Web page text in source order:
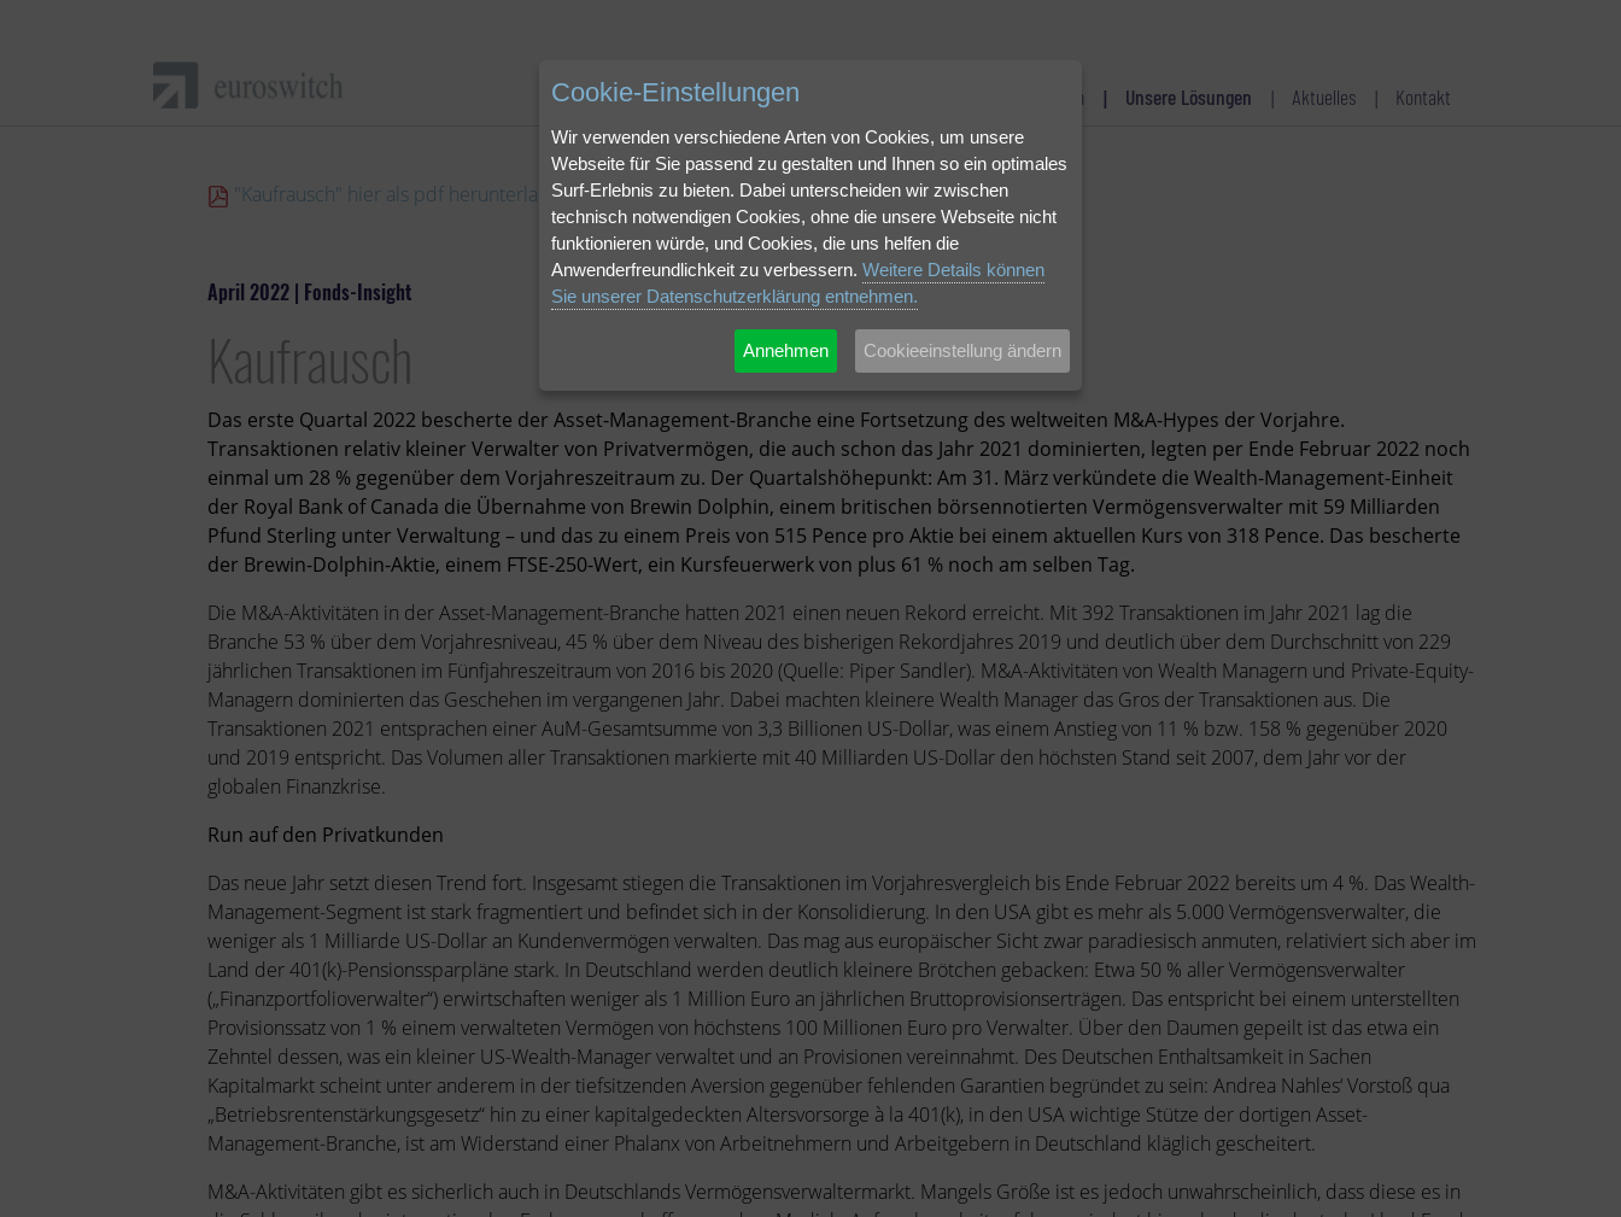
Unternehmen Unsere Lösungen Aktuelles Kontakt
"Kaufrausch" hier als pdf herunterladen.
April 2022 | Fonds-Insight
Kaufrausch
Das erste Quartal 2022 bescherte der Asset-Management-Branche eine Fortsetzung des weltweiten M&A-Hypes der Vorjahre.
Transaktionen relativ kleiner Verwalter von Privatvermögen, die auch schon das Jahr 2021 dominierten, legten per Ende Februar 2022 noch
einmal um 28 % gegenüber dem Vorjahreszeitraum zu. Der Quartalshöhepunkt: Am 31. März verkündete die Wealth-Management-Einheit
der Royal Bank of Canada die Übernahme von Brewin Dolphin, einem britischen börsennotierten Vermögensverwalter mit 59 Milliarden
Pfund Sterling unter Verwaltung – und das zu einem Preis von 515 Pence pro Aktie bei einem aktuellen Kurs von 318 Pence. Das bescherte
der Brewin-Dolphin-Aktie, einem FTSE-250-Wert, ein Kursfeuerwerk von plus 61 % noch am selben Tag.
Die M&A-Aktivitäten in der Asset-Management-Branche hatten 2021 einen neuen Rekord erreicht. Mit 392 Transaktionen im Jahr 2021 lag die
Branche 53 % über dem Vorjahresniveau, 45 % über dem Niveau des bisherigen Rekordjahres 2019 und deutlich über dem Durchschnitt von 229
jährlichen Transaktionen im Fünfjahreszeitraum von 2016 bis 2020 (Quelle: Piper Sandler). M&A-Aktivitäten von Wealth Managern und Private-Equity-
Managern dominierten das Geschehen im vergangenen Jahr. Dabei machten kleinere Wealth Manager das Gros der Transaktionen aus. Die
Transaktionen 2021 entsprachen einer AuM-Gesamtsumme von 3,3 Billionen US-Dollar, was einem Anstieg von 11 % bzw. 158 % gegenüber 2020
und 2019 entspricht. Das Volumen aller Transaktionen markierte mit 40 Milliarden US-Dollar den höchsten Stand seit 2007, dem Jahr vor der
globalen Finanzkrise.
Run auf den Privatkunden
Das neue Jahr setzt diesen Trend fort. Insgesamt stiegen die Transaktionen im Vorjahresvergleich bis Ende Februar 2022 bereits um 4 %. Das Wealth-
Management-Segment ist stark fragmentiert und befindet sich in der Konsolidierung. In den USA gibt es mehr als 5.000 Vermögensverwalter, die
weniger als 1 Milliarde US-Dollar an Kundenvermögen verwalten. Das mag aus europäischer Sicht zwar paradiesisch anmuten, relativiert sich aber im
Land der 401(k)-Pensionssparpläne stark. In Deutschland werden deutlich kleinere Brötchen gebacken: Etwa 50 % aller Vermögensverwalter
(„Finanzportfolioverwalter“) erwirtschaften weniger als 1 Million Euro an jährlichen Bruttoprovisionserträgen. Das entspricht bei einem unterstellten
Provisionssatz von 1 % einem verwalteten Vermögen von höchstens 100 Millionen Euro pro Verwalter. Über den Daumen gepeilt ist das etwa ein
Zehntel dessen, was ein kleiner US-Wealth-Manager verwaltet und an Provisionen vereinnahmt. Des Deutschen Enthaltsamkeit in Sachen
Kapitalmarkt scheint unter anderem in der tiefsitzenden Aversion gegenüber fehlenden Garantien begründet zu sein: Andrea Nahles‘ Vorstoß qua
„Betriebsrentenstärkungsgesetz“ hin zu einer kapitalgedeckten Altersvorsorge à la 401(k), in den USA wichtige Stütze der dortigen Asset-
Management-Branche, ist am Widerstand einer Phalanx von Arbeitnehmern und Arbeitgebern in Deutschland kläglich gescheitert.
M&A-Aktivitäten gibt es sicherlich auch in Deutschlands Vermögensverwaltermarkt. Mangels Größe ist es jedoch unwahrscheinlich, dass diese es in
Cookie-Einstellungen
Wir verwenden verschiedene Arten von Cookies, um unsere
Webseite für Sie passend zu gestalten und Ihnen so ein optimales
Surf-Erlebnis zu bieten. Dabei unterscheiden wir zwischen
technisch notwendigen Cookies, ohne die unsere Webseite nicht
funktionieren würde, und Cookies, die uns helfen die
Anwenderfreundlichkeit zu verbessern. Weitere Details können
Sie unserer Datenschutzerklärung entnehmen.
Annehmen Cookieeinstellung ändern